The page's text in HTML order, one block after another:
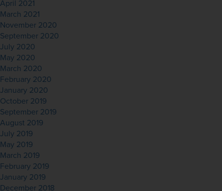
April 2021
March 2021
November 2020
September 2020
July 2020
May 2020
March 2020
February 2020
January 2020
October 2019
September 2019
August 2019
July 2019
May 2019
March 2019
February 2019
January 2019
December 2018